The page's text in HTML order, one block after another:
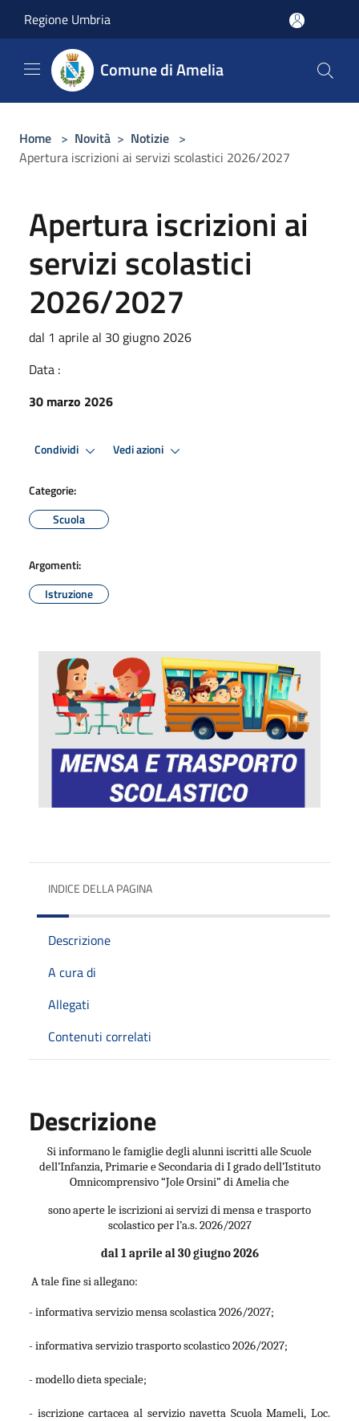
Regione Umbria
Comune di Amelia
Home > Novità > Notizie >
Apertura iscrizioni ai servizi scolastici 2026/2027
Apertura iscrizioni ai
servizi scolastici
2026/2027
dal 1 aprile al 30 giugno 2026
Data :
30 marzo 2026
Condividi Vedi azioni
Categorie:
Scuola
Argomenti:
Istruzione
INDICE DELLA PAGINA
Descrizione
A cura di
Allegati
Contenuti correlati
Descrizione
Si informano le famiglie degli alunni iscritti alle Scuole
dell’Infanzia, Primarie e Secondaria di I grado dell’Istituto
Omnicomprensivo “Jole Orsini” di Amelia che
sono aperte le iscrizioni ai servizi di mensa e trasporto
scolastico per l’a.s. 2026/2027
dal 1 aprile al 30 giugno 2026
A tale fine si allegano:
- informativa servizio mensa scolastica 2026/2027;
- informativa servizio trasporto scolastico 2026/2027;
- modello dieta speciale;
- iscrizione cartacea al servizio navetta Scuola Mameli, Loc.